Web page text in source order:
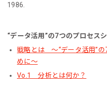
1986.
“データ活用”の7つのプロセス
戦略とは ～“データ活用”の
めに～
Vo.1 分析とは何か？